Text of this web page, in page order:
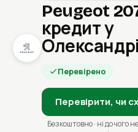
Peugeot
кредит у
Перевірено
Перевірити, чи
Безкоштовно · ні до чого